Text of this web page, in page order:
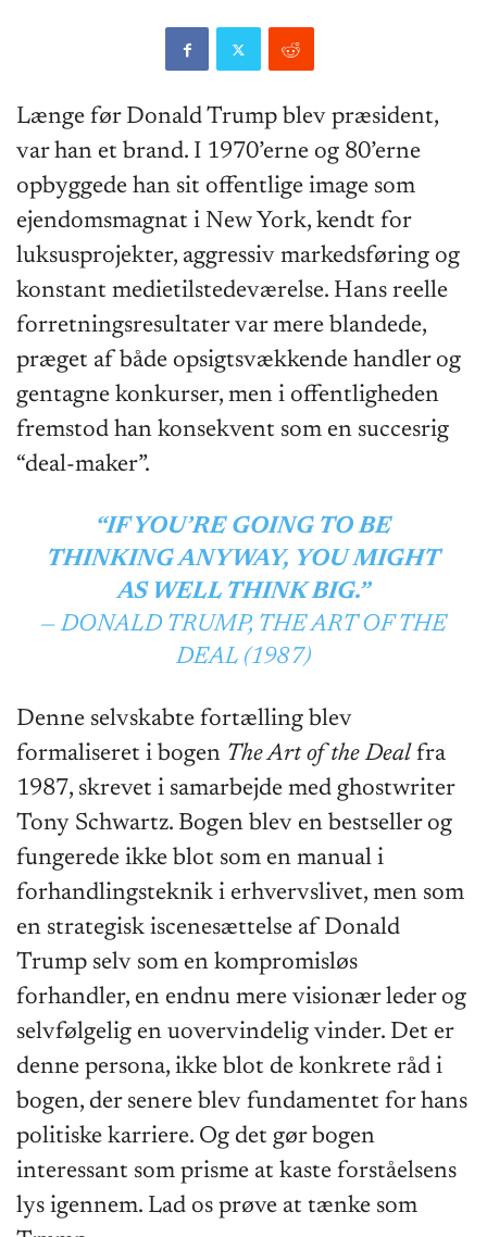
Længe før Donald Trump blev præsident,
var han et brand. I 1970’erne og 80’erne
opbyggede han sit offentlige image som
ejendomsmagnat i New York, kendt for
luksusprojekter, aggressiv markedsføring og
konstant medietilstedeværelse. Hans reelle
forretningsresultater var mere blandede,
præget af både opsigtsvækkende handler og
gentagne konkurser, men i offentligheden
fremstod han konsekvent som en succesrig
“deal-maker”.
“IF YOU’RE GOING TO BE
THINKING ANYWAY, YOU MIGHT
AS WELL THINK BIG.”
— DONALD TRUMP, THE ART OF THE
DEAL (1987)
Denne selvskabte fortælling blev
formaliseret i bogen The Art of the Deal fra
1987, skrevet i samarbejde med ghostwriter
Tony Schwartz. Bogen blev en bestseller og
fungerede ikke blot som en manual i
forhandlingsteknik i erhvervslivet, men som
en strategisk iscenesættelse af Donald
Trump selv som en kompromisløs
forhandler, en endnu mere visionær leder og
selvfølgelig en uovervindelig vinder. Det er
denne persona, ikke blot de konkrete råd i
bogen, der senere blev fundamentet for hans
politiske karriere. Og det gør bogen
interessant som prisme at kaste forståelsens
lys igennem. Lad os prøve at tænke som